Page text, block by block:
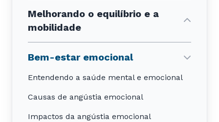
Melhorando o equilíbrio e a
mobilidade
Bem-estar emocional
Entendendo a saúde mental e emocional
Causas de angústia emocional
Impactos da angústia emocional